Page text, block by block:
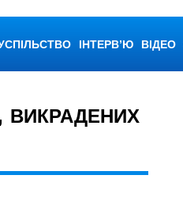
ІНТЕРВ’Ю ВІДЕО
ВИКРАДЕНИХ